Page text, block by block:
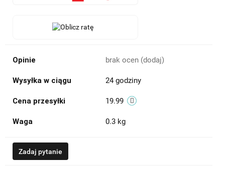
Opinie brak ocen (dodaj)
Wysyłka w ciągu 24 godziny
Cena przesyłki 19.99
Waga 0.3 kg
Zadaj pytanie